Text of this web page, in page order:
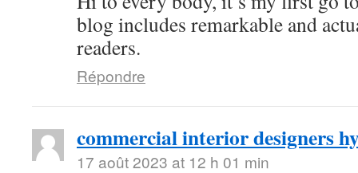
blog includes remarkable and
readers.
Répondre
commercial interior designers
17 août 2023 at 12 h 01 min